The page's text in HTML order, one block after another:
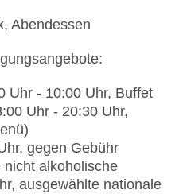
Abendessen
Uhr - 10:00 Uhr, Buffet
Uhr - 20:30 Uhr,
gegen Gebühr
alkoholische
ausgewählte nationale